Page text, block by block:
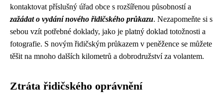
kontaktovat příslušný úřad obce s rozšířenou působností a
zažádat o vydání nového řidičského průkazu. Nezapomeňte si s
sebou vzít potřebné doklady, jako je platný doklad totožnosti a
fotografie. S novým řidičským průkazem v peněžence se můžete
těšit na mnoho dalších kilometrů a dobrodružství za volantem.
Ztráta řidičského oprávnění